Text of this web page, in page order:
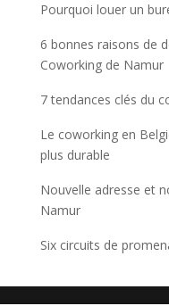
Pourquoi louer un
6 bonnes raisons de
Coworking de Namur
7 tendances clés du
Le coworking en
plus durable
Nouvelle adresse et
Namur
Six circuits de